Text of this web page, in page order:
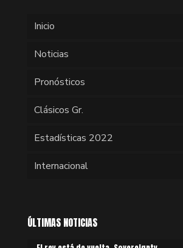
Inicio
Noticias
Pronósticos
Clásicos Gr.
Estadísticas 2022
Internacional
ÚLTIMAS NOTICIAS